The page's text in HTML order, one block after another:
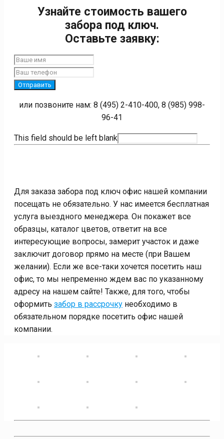
Узнайте стоимость вашего
забора под ключ.
Оставьте заявку:
Отправить
или позвоните нам: 8 (495) 2-410-400, 8 (985) 998-
96-41
This field should be left blank
Для заказа забора под ключ офис нашей компании
посещать не обязательно. У нас имеется бесплатная
услуга выездного менеджера. Он покажет все
образцы, каталог цветов, ответит на все
интересующие вопросы, замерит участок и даже
заключит договор прямо на месте (при Вашем
желании). Если же все-таки хочется посетить наш
офис, то мы непременно ждем вас по указанному
адресу на нашем сайте! Также, для того, чтобы
оформить забор в рассрочку необходимо в
обязательном порядке посетить офис нашей
компании.